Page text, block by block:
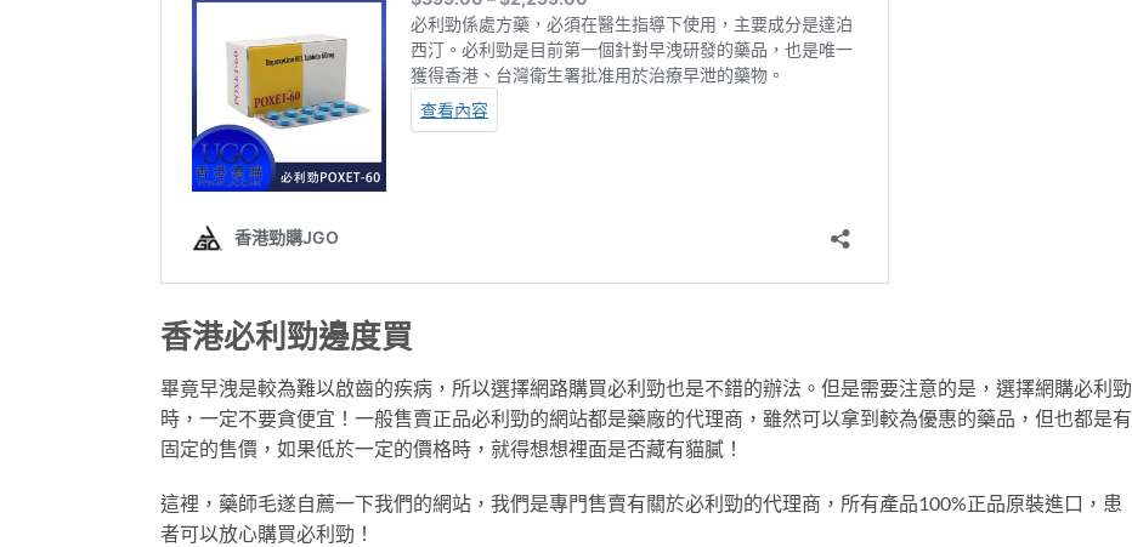
香港必利勁邊度買
畢竟早洩是較為難以啟齒的疾病，所以選擇網路購買必利勁也是不錯的辦法。但是需要注意的是，選擇網購必利勁
時，一定不要貪便宜！一般售賣正品必利勁的網站都是藥廠的代理商，雖然可以拿到較為優惠的藥品，但也都是有
固定的售價，如果低於一定的價格時，就得想想裡面是否藏有貓膩！
這裡，藥師毛遂自薦一下我們的網站，我們是專門售賣有關於必利勁的代理商，所有產品100%正品原裝進口，患
者可以放心購買必利勁！